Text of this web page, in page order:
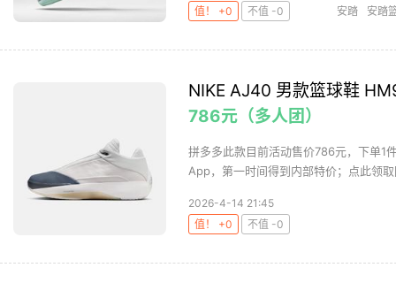
值！ +0
不值 -0 安踏 安踏
NIKE AJ40 男款篮球鞋
786元（多人团）
拼多多此款目前活动售价786元，下单1
App，第一时间得到内部特价；点此领
2026-4-14 21:45
值！ +0
不值 -0